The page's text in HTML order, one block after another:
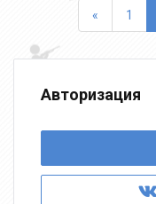
« Назад1
Авторизация